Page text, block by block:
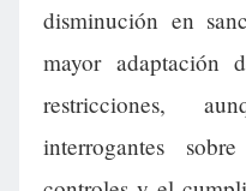
disminución en
mayor adaptación
restricciones,
interrogantes